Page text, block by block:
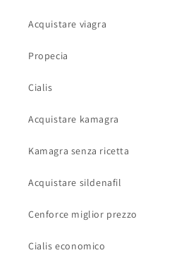
Acquistare viagra
Propecia
Cialis
Acquistare kamagra
Kamagra senza ricetta
Acquistare sildenafil
Cenforce miglior prezzo
Cialis economico